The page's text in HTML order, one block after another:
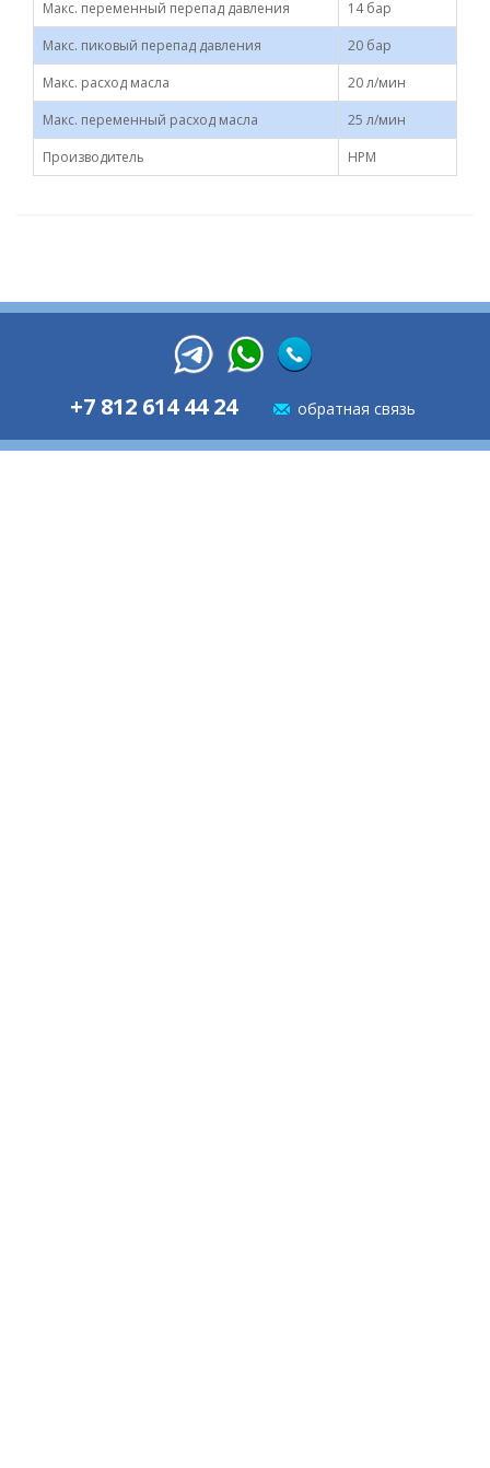
Макс. переменный перепад давления
14 бар
Макс. пиковый перепад давления
20 бар
Макс. расход масла
20 л/мин
Макс. переменный расход масла
25 л/мин
Производитель
HPM
+7 812 614 44 24 обратная связь